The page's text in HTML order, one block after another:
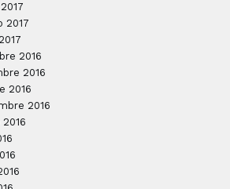
2017
2016
2016
2016
2016